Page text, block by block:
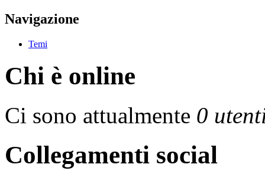
Navigazione
Temi
Chi è online
Ci sono attualmente 0
Collegamenti social